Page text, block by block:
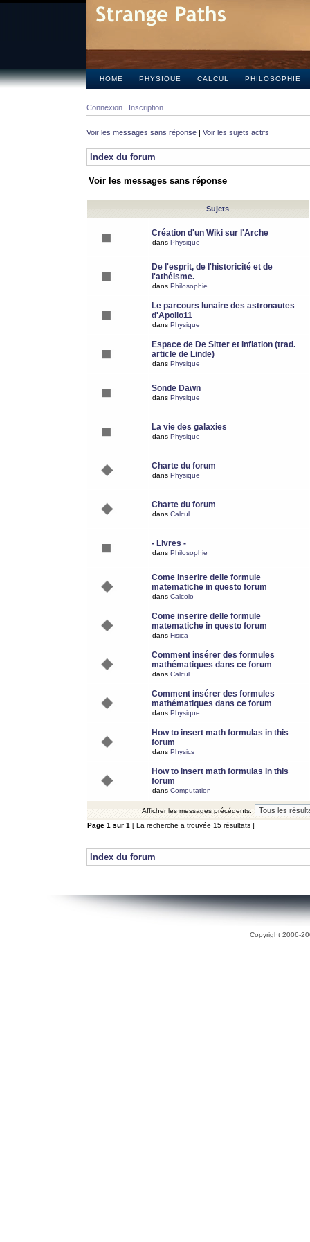
HOME PHYSIQUE CALCUL PHILOSOPHIE
Connexion Inscription
Voir les messages sans réponse | Voir les sujets actifs
Index du forum
Voir les messages sans réponse
Sujets
Création d'un Wiki sur l'Arche
dans Physique
De l'esprit, de l'historicité et de
l'athéisme.
dans Philosophie
Le parcours lunaire des astronautes
d'Apollo11
dans Physique
Espace de De Sitter et inflation (trad.
article de Linde)
dans Physique
Sonde Dawn
dans Physique
La vie des galaxies
dans Physique
Charte du forum
dans Physique
Charte du forum
dans Calcul
- Livres -
dans Philosophie
Come inserire delle formule
matematiche in questo forum
dans Calcolo
Come inserire delle formule
matematiche in questo forum
dans Fisica
Comment insérer des formules
mathématiques dans ce forum
dans Calcul
Comment insérer des formules
mathématiques dans ce forum
dans Physique
How to insert math formulas in this
forum
dans Physics
How to insert math formulas in this
forum
dans Computation
Afficher les messages précédents:
Page 1 sur 1 [ La recherche a trouvée 15 résultats ]
Index du forum
Copyright 2006-